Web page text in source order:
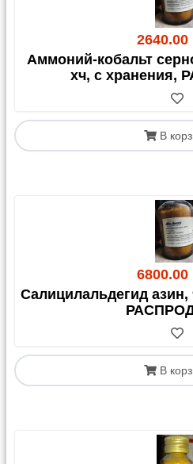
2640.00
Аммоний-кобальт
хч, с
В
6800.00
Салицилальдегид азин,
В